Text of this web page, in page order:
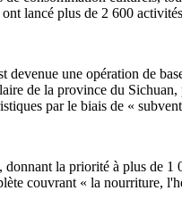
lancé plus de 2 600
une opération de
de la province du
par le biais de «
la priorité à plus de
couvrant « la nourriture,